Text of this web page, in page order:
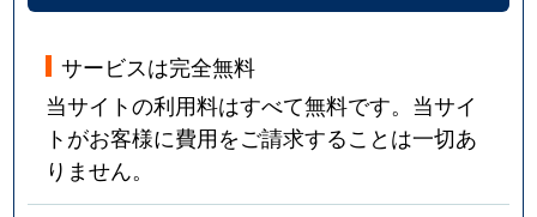
サービスは完全無料
当サイトの利用料はすべて無料です。当サイ
トがお客様に費用をご請求することは一切あ
りません。